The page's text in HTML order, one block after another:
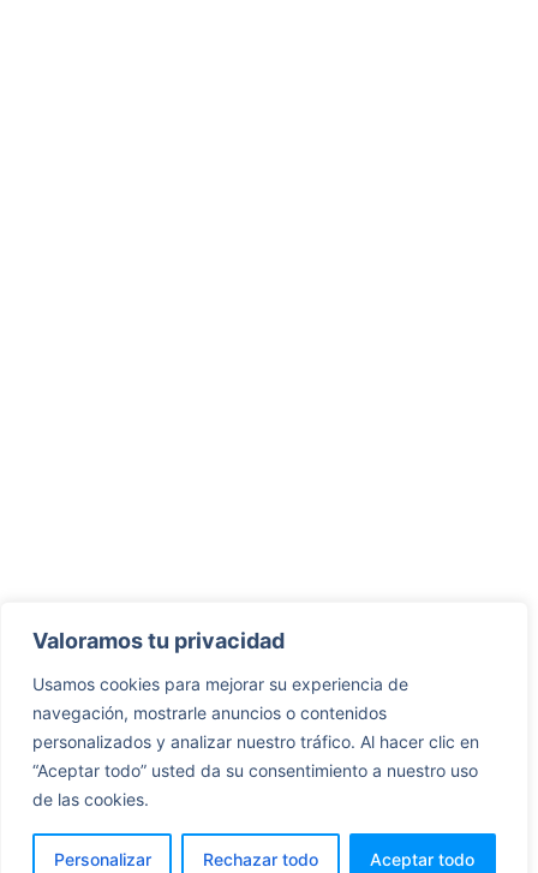
Valoramos tu privacidad
Usamos cookies para mejorar su experiencia de
navegación, mostrarle anuncios o contenidos
personalizados y analizar nuestro tráfico. Al hacer clic en
“Aceptar todo” usted da su consentimiento a nuestro uso
de las cookies.
Personalizar Rechazar todo Aceptar todo